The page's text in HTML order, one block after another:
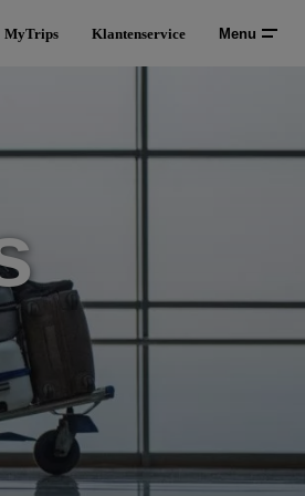
MyTrips Klantenservice Menu